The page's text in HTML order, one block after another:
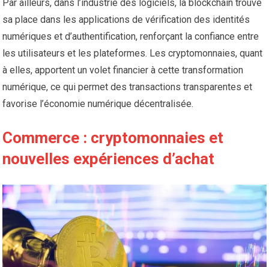
Par ailleurs, dans l’industrie des logiciels, la blockchain trouve
sa place dans les applications de vérification des identités
numériques et d’authentification, renforçant la confiance entre
les utilisateurs et les plateformes. Les cryptomonnaies, quant
à elles, apportent un volet financier à cette transformation
numérique, ce qui permet des transactions transparentes et
favorise l’économie numérique décentralisée.
Commerce : cryptomonnaies et
nouvelles expériences d’achat